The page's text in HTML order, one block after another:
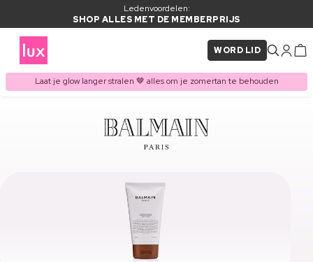
Ledenvoordelen:
SHOP ALLES MET DE MEMBERPRIJS
WORD LID
Laat je glow langer stralen 🤎 alles om je zomertan te behouden